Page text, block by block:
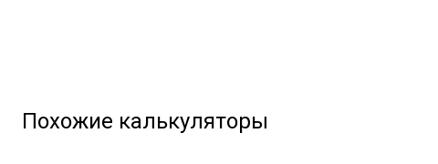
Похожие калькуляторы